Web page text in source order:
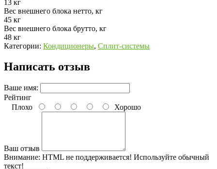
13 кг
Вес внешнего блока нетто, кг
45 кг
Вес внешнего блока брутто, кг
48 кг
Категории: Кондиционеры, Сплит-системы
Написать отзыв
Ваше имя:
Рейтинг
Плохо
Хорошо
Ваш отзыв
Внимание: HTML не поддерживается! Используйте обычный
текст!